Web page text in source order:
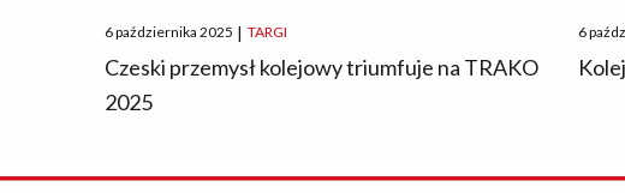
Posted
on
6 października 2025 | TARGI
Czeski przemysł kolejowy triumfuje na TRAKO
2025
Posted
on
6